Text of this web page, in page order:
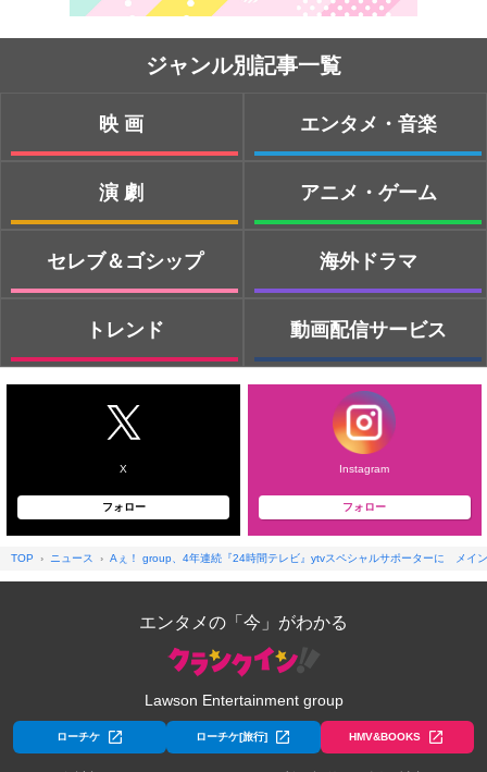
ジャンル別記事一覧
映画
演劇
セレブ＆ゴシップ
トレンド
エンタメ・音楽
アニメ・ゲーム
海外ドラマ
動画配信サービス
X
フォロー
Instagram
フォロー
TOP ニュース Aぇ！ group、4年連続『24時間テレビ』ytvスペシャルサポーターに メイ
エンタメの「今」がわかる
Lawson Entertainment group
ローチケ ローチケ[旅行] HMV&BOOKS